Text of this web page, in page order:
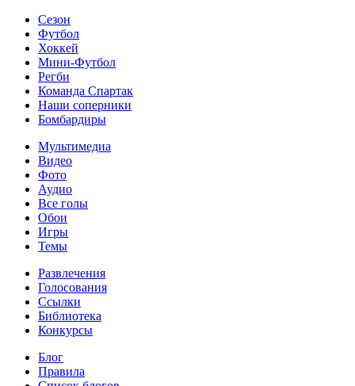
Сезон
Футбол
Хоккей
Мини-Футбол
Регби
Команда Спартак
Наши соперники
Бомбардиры
Мультимедиа
Видео
Фото
Аудио
Все голы
Обои
Игры
Темы
Развлечения
Голосования
Ссылки
Библиотека
Конкурсы
Блог
Правила